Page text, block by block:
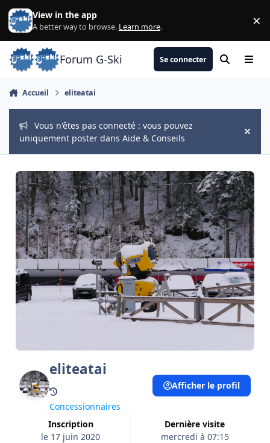
Aller au contenu
View in the app
A better way to browse. Learn more. ×
Forum G-Ski Se connecter Rechercher
Menu
Accueil eliteatai
Vous n'êtes pas connecté : vous pouvez
uniquement poster dans Aide & Conseils
Hide
eliteatai
Concessionnaires
Inscription
le 17 juin 2020
Dernière visite
mercredi à 07:15
Afficher le profil